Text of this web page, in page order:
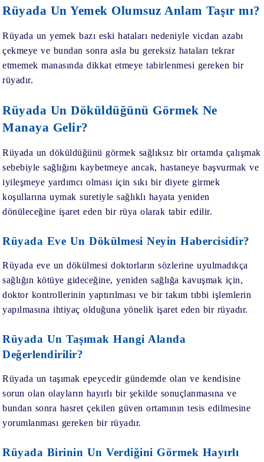
Rüyada Un Yemek Olumsuz Anlam Taşır mı?
Rüyada un yemek bazı eski hataları nedeniyle vicdan azabı
çekmeye ve bundan sonra asla bu gereksiz hataları tekrar
etmemek manasında dikkat etmeye tabirlenmesi gereken bir
rüyadır.
Rüyada Un Döküldüğünü Görmek Ne
Manaya Gelir?
Rüyada un döküldüğünü görmek sağlıksız bir ortamda çalışmak
sebebiyle sağlığını kaybetmeye ancak, hastaneye başvurmak ve
iyileşmeye yardımcı olması için sıkı bir diyete girmek
koşullarına uymak suretiyle sağlıklı hayata yeniden
dönüleceğine işaret eden bir rüya olarak tabir edilir.
Rüyada Eve Un Dökülmesi Neyin Habercisidir?
Rüyada eve un dökülmesi doktorların sözlerine uyulmadıkça
sağlığın kötüye gideceğine, yeniden sağlığa kavuşmak için,
doktor kontrollerinin yaptırılması ve bir takım tıbbi işlemlerin
yapılmasına ihtiyaç olduğuna yönelik işaret eden bir rüyadır.
Rüyada Un Taşımak Hangi Alanda
Değerlendirilir?
Rüyada un taşımak epeycedir gündemde olan ve kendisine
sorun olan olayların hayırlı bir şekilde sonuçlanmasına ve
bundan sonra hasret çekilen güven ortamının tesis edilmesine
yorumlanması gereken bir rüyadır.
Rüyada Birinin Un Verdiğini Görmek Hayırlı